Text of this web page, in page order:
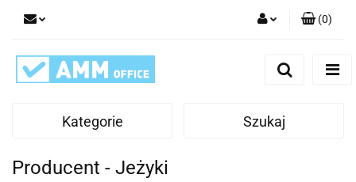
(0)
Kategorie Szukaj
Producent - Jeżyki